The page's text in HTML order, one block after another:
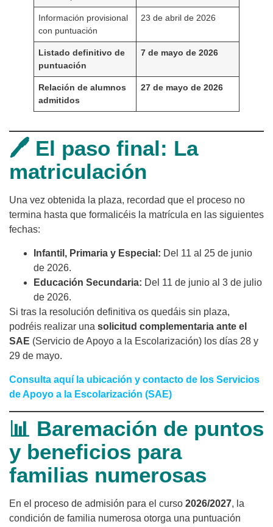
Información provisional
con puntuación
23 de abril de 2026
Listado definitivo de
puntuación
7 de mayo de 2026
Relación de alumnos
admitidos
27 de mayo de 2026
🖊️ El paso final: La
matriculación
Una vez obtenida la plaza, recordad que el proceso no
termina hasta que formalicéis la matrícula en las siguientes
fechas:
Infantil, Primaria y Especial: Del 11 al 25 de junio
de 2026.
Educación Secundaria: Del 11 de junio al 3 de julio
de 2026.
Si tras la resolución definitiva os quedáis sin plaza,
podréis realizar una solicitud complementaria ante el
SAE (Servicio de Apoyo a la Escolarización) los días 28 y
29 de mayo.
Consulta aquí la ubicación y contacto de los Servicios
de Apoyo a la Escolarización (SAE)
📊 Baremación de puntos
y beneficios para
familias numerosas
En el proceso de admisión para el curso 2026/2027, la
condición de familia numerosa otorga una puntuación